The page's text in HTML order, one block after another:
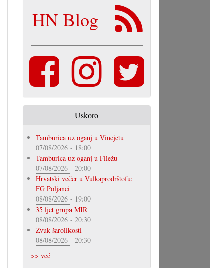
HN Blog
Uskoro
Tamburica uz oganj u Vincjetu
07/08/2026 - 18:00
Tamburica uz oganj u Filežu
07/08/2026 - 20:00
Hrvatski večer u Vulkaprodrštofu:
FG Poljanci
08/08/2026 - 19:00
35 ljet grupa MIR
08/08/2026 - 20:30
Zvuk šarolikosti
08/08/2026 - 20:30
>> već